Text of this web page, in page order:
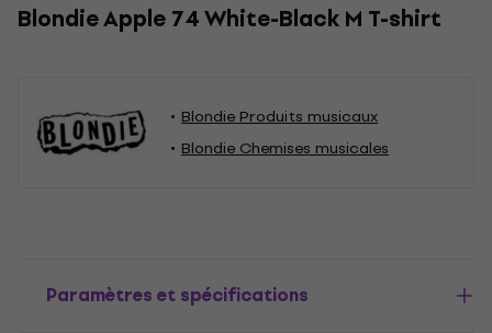
Blondie Apple 74 White-Black M T-shirt
Blondie Produits musicaux
Blondie Chemises musicales
Paramètres et spécifications